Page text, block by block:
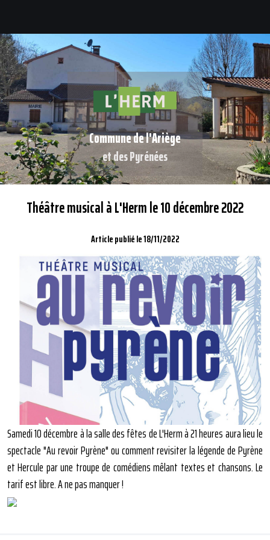
Commune de l'Ariège
et des Pyrénées
Théâtre musical à L'Herm le 10 décembre 2022
Article publié le 18/11/2022
Samedi 10 décembre à la salle des fêtes de L'Herm à 21 heures aura lieu le
spectacle "Au revoir Pyrène" ou comment revisiter la légende de Pyrène
et Hercule par une troupe de comédiens mêlant textes et chansons. Le
tarif est libre. A ne pas manquer !